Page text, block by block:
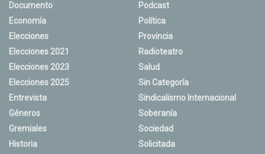
Documento
Economía
Elecciones
Elecciones 2021
Elecciones 2023
Elecciones 2025
Entrevista
Géneros
Gremiales
Historia
Podcast
Política
Provincia
Radioteatro
Salud
Sin Categoría
Sindicalismo Internacional
Soberanía
Sociedad
Solicitada